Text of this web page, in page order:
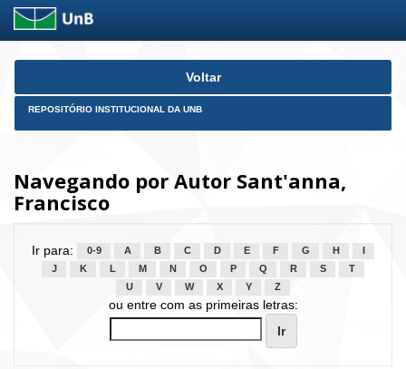
Skip
Voltar
REPOSITÓRIO INSTITUCIONAL DA UNB
Navegando por Autor Sant'anna,
Francisco
Ir para: 0-9 A B C D E F G H
J
K L M N O P Q R S
T
U
V W X Y Z
ou entre com as primeiras letras: